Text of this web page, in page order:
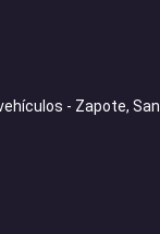
- Zapote, San